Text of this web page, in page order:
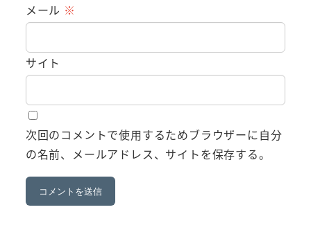
メール ※
サイト
次回のコメントで使用するためブラウザーに自分
の名前、メールアドレス、サイトを保存する。